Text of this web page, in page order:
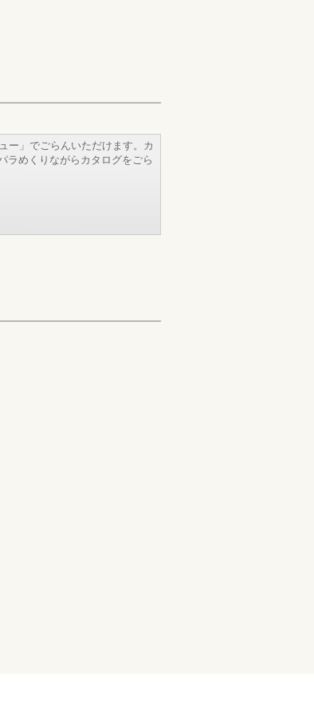
ー」でごらんいただけます。カ
ラめくりながらカタログをごら